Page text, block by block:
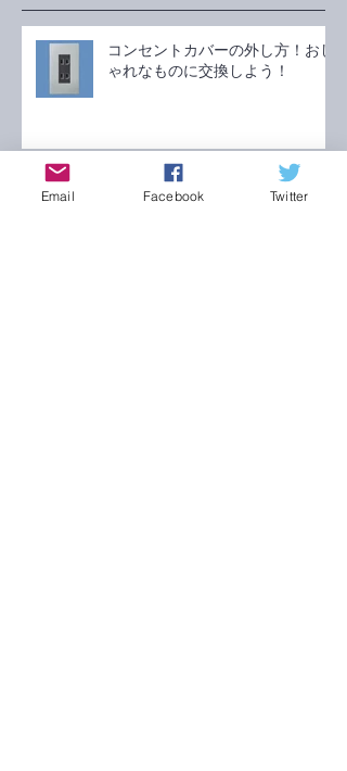
コンセントカバーの外し方！おし
ゃれなものに交換しよう！
スイッチカバーの外し方！おしゃ
Email Facebook Twitter